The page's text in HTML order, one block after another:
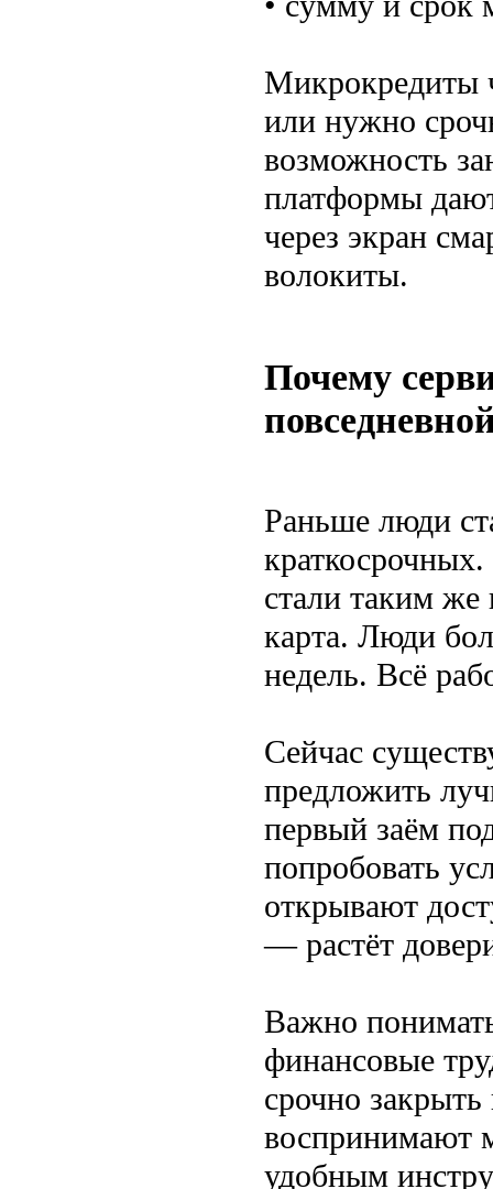
Микрокредиты
или нужно
возможность
платформы
через экран
волокиты.
Почему
Раньше люди
стали таким
карта. Люди
недель. Всё
Сейчас
предложить
первый заём
попробовать
открывают
— растёт
Важно
финансовые
срочно
воспринимают
удобным